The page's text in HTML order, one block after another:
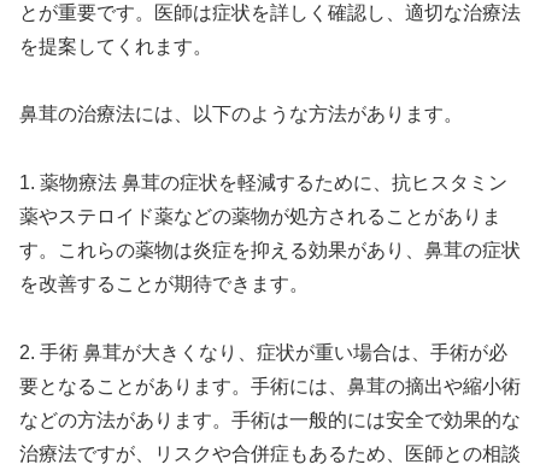
とが重要です。医師は症状を詳しく確認し、適切な治療法
を提案してくれます。
鼻茸の治療法には、以下のような方法があります。
1. 薬物療法 鼻茸の症状を軽減するために、抗ヒスタミン
薬やステロイド薬などの薬物が処方されることがありま
す。これらの薬物は炎症を抑える効果があり、鼻茸の症状
を改善することが期待できます。
2. 手術 鼻茸が大きくなり、症状が重い場合は、手術が必
要となることがあります。手術には、鼻茸の摘出や縮小術
などの方法があります。手術は一般的には安全で効果的な
治療法ですが、リスクや合併症もあるため、医師との相談